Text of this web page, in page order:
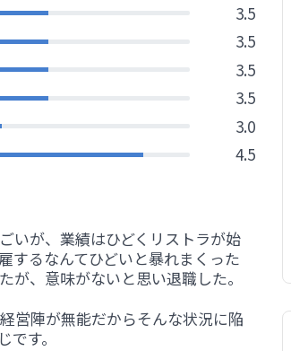
3.5
3.5
3.5
3.5
3.0
4.5
いが、業績はひどくリストラが始
するなんてひどいと暴れまくった
、意味がないと思い退職した。
営陣が無能だからそんな状況に陥
す。